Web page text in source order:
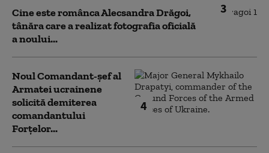
3
Cine este românca Alecsandra Drăgoi,
tânăra care a realizat fotografia oficială
a noului...
4
Noul Comandant-șef al
Armatei ucrainene
solicită demiterea
comandantului
Forțelor...